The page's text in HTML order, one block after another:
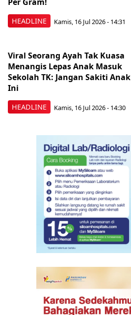
HEADLINE Kamis, 16 Jul 2026 - 14:31
HEADLINE
Viral Seorang Ayah Tak Kuasa
Menangis Lepas Anak Masuk
Sekolah TK: Jangan Sakiti
Ini
Kamis, 16 Jul 2026 - 14:30